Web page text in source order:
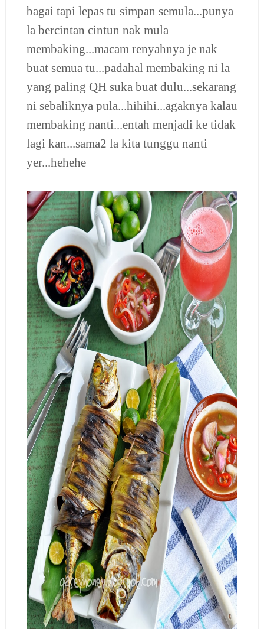
bagai tapi lepas tu simpan semula...punya
la bercintan cintun nak mula
membaking...macam renyahnya je nak
buat semua tu...padahal membaking ni la
yang paling QH suka buat dulu...sekarang
ni sebaliknya pula...hihihi...agaknya kalau
membaking nanti...entah menjadi ke tidak
lagi kan...sama2 la kita tunggu nanti
yer...hehehe